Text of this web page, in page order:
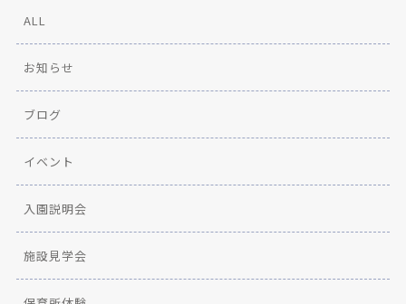
ALL
お知らせ
ブログ
イベント
入園説明会
施設見学会